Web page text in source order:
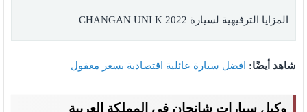
المزايا الترفيهية لسيارة CHANGAN UNI K 2022
شاهد أيضًا: افضل سيارة عائلية اقتصادية بسعر معقول
وكيل سيارات شانجان في المملكة العربية